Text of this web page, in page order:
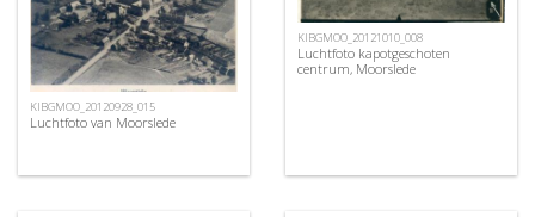
KIBGMOO_20120928_015
Luchtfoto van Moorslede
KIBGMOO_20121010_008
Luchtfoto kapotgeschoten
centrum, Moorslede